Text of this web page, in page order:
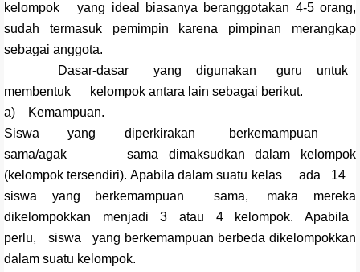
kelompok yang ideal biasanya beranggotakan 4-5 orang,
sudah termasuk pemimpin karena pimpinan merangkap
sebagai anggota.
Dasar-dasar yang digunakan guru untuk
membentuk kelompok antara lain sebagai berikut.
a) Kemampuan.
Siswa yang diperkirakan berkemampuan
sama/agak sama dimaksudkan dalam kelompok
(kelompok tersendiri). Apabila dalam suatu kelas ada 14
siswa yang berkemampuan sama, maka mereka
dikelompokkan menjadi 3 atau 4 kelompok. Apabila
perlu, siswa yang berkemampuan berbeda dikelompokkan
dalam suatu kelompok.